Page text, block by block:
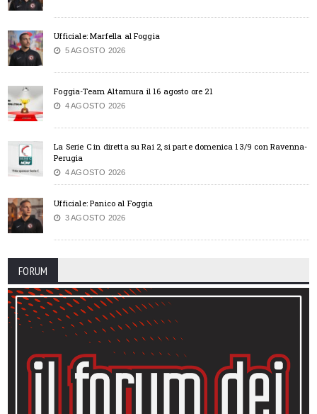
Ufficiale: Marfella al Foggia
5 AGOSTO 2026
Foggia-Team Altamura il 16 agosto ore 21
4 AGOSTO 2026
La Serie C in diretta su Rai 2, si parte domenica 13/9 con Ravenna-
Perugia
4 AGOSTO 2026
Ufficiale: Panico al Foggia
3 AGOSTO 2026
FORUM